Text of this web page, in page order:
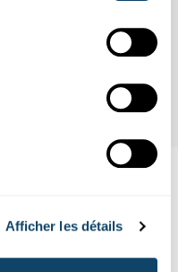
Afficher les détails